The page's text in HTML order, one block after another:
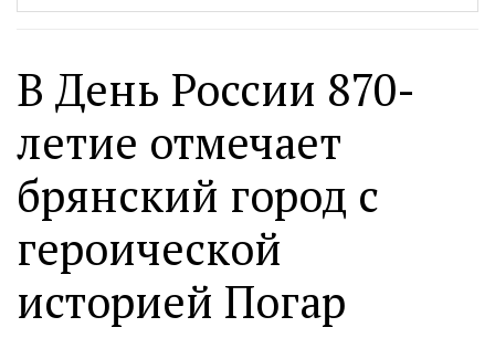
В День России 870-
летие отмечает
брянский город с
героической
историей Погар